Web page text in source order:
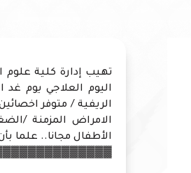
تهيب إدارة كلية
اليوم العلاجي يوم غد
الريفية / متوفر
الامراض المزمنة /
الأطفال مجانا.. علما بأن